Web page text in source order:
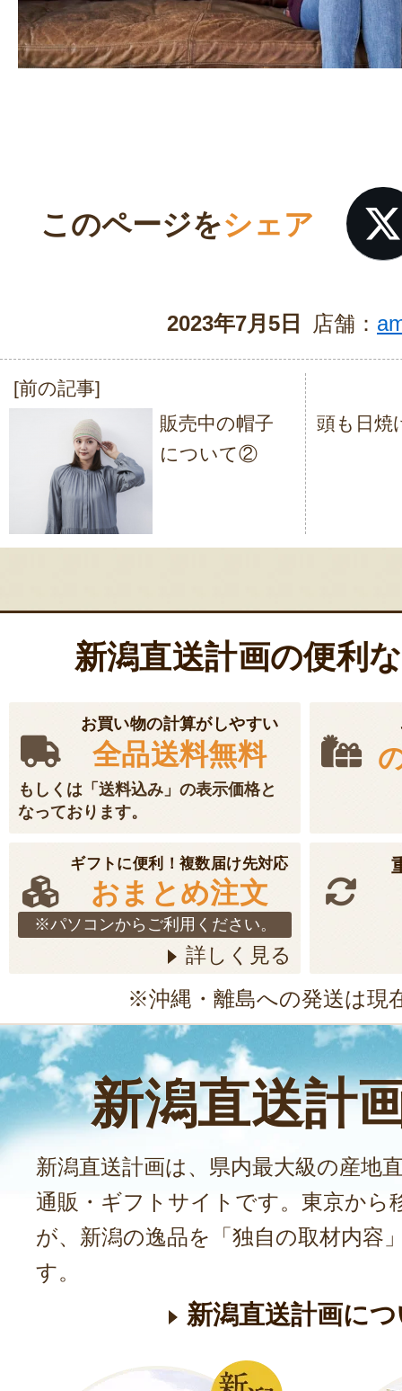
このページをシェア
2023年7月5日 店舗：
投
ゲ
[前の記事]
販売中の帽子
について②
頭も日焼
新潟直送計画の便利
お買い物の計算がしやすい
全品送料無料
もしくは「送料込み」の表示価格と
なっております。
ギフトに便利！複数届け先対応
おまとめ注文
※パソコンからご利用ください。
詳しく見る
※沖縄・離島への発送は現
新潟直送計
新潟直送計画は、県内最大級の産地
通販・ギフトサイトです。東京から
が、新潟の逸品を「独自の取材内容
す。
新潟直送計画に